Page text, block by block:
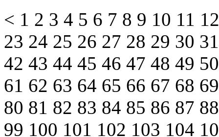
< 1 2 3 4 5 6 7 8 9 10 11
23 24 25 26 27 28 29 30
42 43 44 45 46 47 48 49
61 62 63 64 65 66 67 68
80 81 82 83 84 85 86 87
99 100 101 102 103 104